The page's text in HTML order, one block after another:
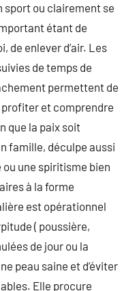
sport ou clairement se
étant de
de enlever d’air. Les
de temps de
permettent de
et comprendre
que la paix soit
famille, déculpe aussi
une spiritisme bien
à la forme
est opérationnel
( poussière,
de jour ou la
peau saine et d’éviter
Elle procure